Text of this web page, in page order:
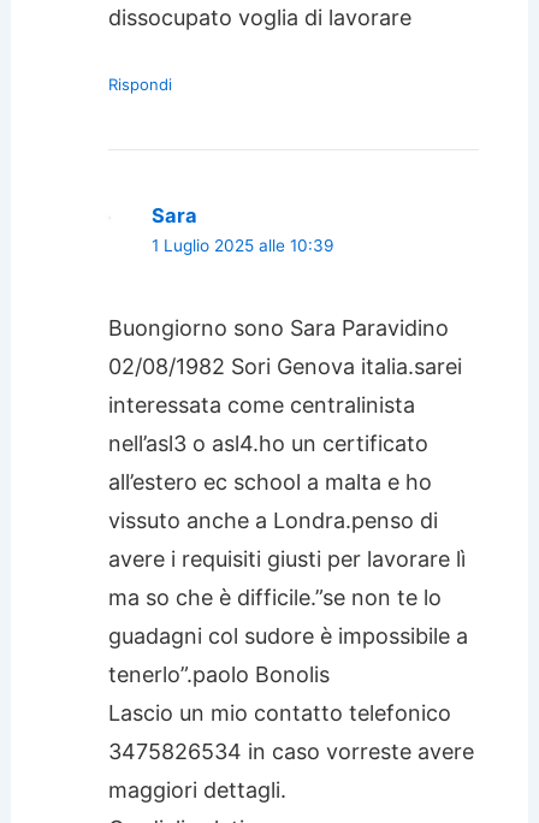
dissocupato voglia di lavorare
Rispondi
Sara
1 Luglio 2025 alle 10:39
Buongiorno sono Sara Paravidino
02/08/1982 Sori Genova italia.sarei
interessata come centralinista
nell’asl3 o asl4.ho un certificato
all’estero ec school a malta e ho
vissuto anche a Londra.penso di
avere i requisiti giusti per lavorare lì
ma so che è difficile.”se non te lo
guadagni col sudore è impossibile a
tenerlo”.paolo Bonolis
Lascio un mio contatto telefonico
3475826534 in caso vorreste avere
maggiori dettagli.